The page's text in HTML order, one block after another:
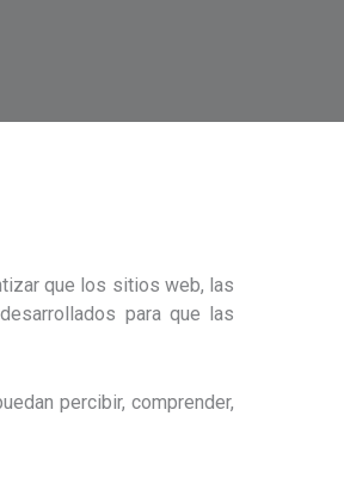
que los sitios web, las
para que las
percibir, comprender,